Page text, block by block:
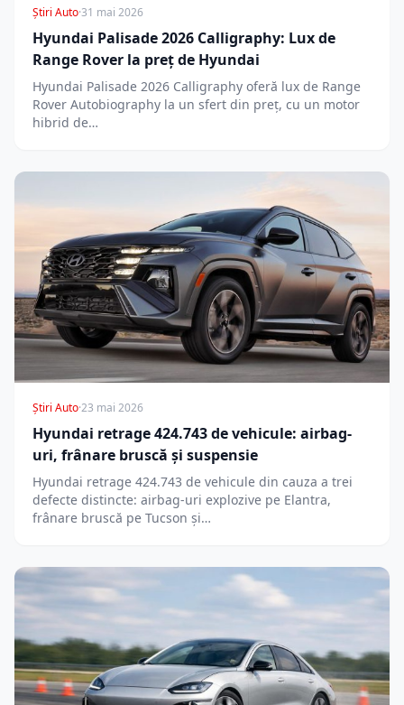
Știri Auto·31 mai 2026
Hyundai Palisade 2026 Calligraphy: Lux de
Range Rover la preț de Hyundai
Hyundai Palisade 2026 Calligraphy oferă lux de Range
Rover Autobiography la un sfert din preț, cu un motor
hibrid de…
Știri Auto·23 mai 2026
Hyundai retrage 424.743 de vehicule: airbag-
uri, frânare bruscă și suspensie
Hyundai retrage 424.743 de vehicule din cauza a trei
defecte distincte: airbag-uri explozive pe Elantra,
frânare bruscă pe Tucson și…